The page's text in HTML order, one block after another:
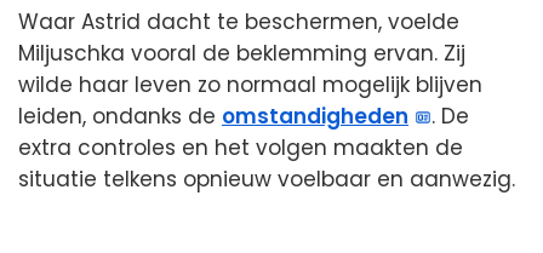
Waar Astrid dacht te beschermen, voelde
Miljuschka vooral de beklemming ervan. Zij
wilde haar leven zo normaal mogelijk blijven
leiden, ondanks de omstandigheden
. De
extra controles en het volgen maakten de
situatie telkens opnieuw voelbaar en aanwezig.